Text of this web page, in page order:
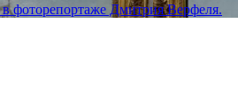
фоторепортаже Дмитрия Верфеля.